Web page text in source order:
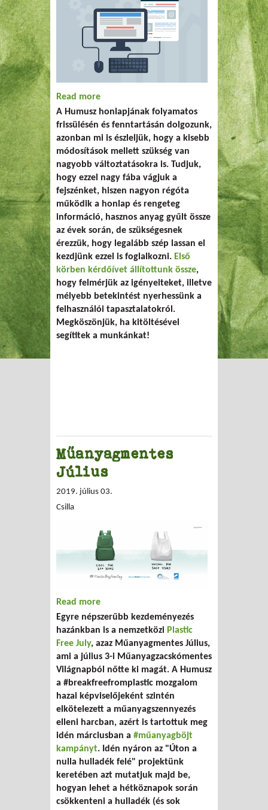
Read more about Segítsd honlapunk megújulását!
A Humusz honlapjának folyamatos
frissülésén és fenntartásán dolgozunk,
azonban mi is észleljük, hogy a kisebb
módosítások mellett szükség van
nagyobb változtatásokra is. Tudjuk,
hogy ezzel nagy fába vágjuk a
fejszénket, hiszen nagyon régóta
működik a honlap és rengeteg
információ, hasznos anyag gyűlt össze
az évek során, de szükségesnek
érezzük, hogy legalább szép lassan el
kezdjünk ezzel is foglalkozni. Első
körben kérdőívet állítottunk össze,
hogy felmérjük az igényeiteket, illetve
mélyebb betekintést nyerhessünk a
felhasználói tapasztalatokról.
Megköszönjük, ha kitöltésével
segítitek a munkánkat!
Műanyagmentes
Július
2019. július 03.
Csilla
Read more
Egyre népszerűbb kezdeményezés
hazánkban is a nemzetközi Plastic
Free July, azaz Műanyagmentes Július,
ami a július 3-i Műanyagzacskómentes
Világnapból nőtte ki magát. A Humusz
a #breakfreefromplastic mozgalom
hazai képviselőjeként szintén
elkötelezett a műanyagszennyezés
elleni harcban, azért is tartottuk meg
idén márciusban a #műanyagböjt
kampányt. Idén nyáron az "Úton a
nulla hulladék felé" projektünk
keretében azt mutatjuk majd be,
hogyan lehet a hétköznapok során
csökkenteni a hulladék (és sok